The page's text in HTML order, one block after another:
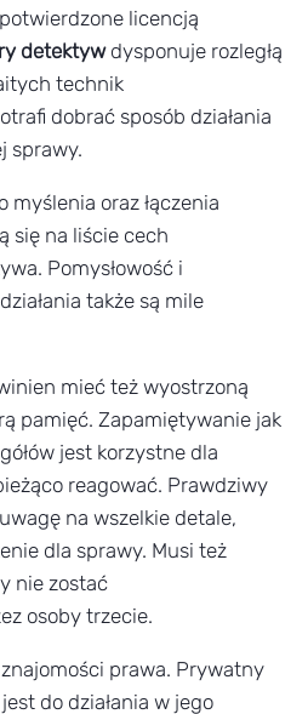
licencją
detektywdysponuje rozległą
technik
dobrać sposób działania
sprawy.
oraz łączenia
się na liście cech
Pomysłowość i
także są mile
mieć też wyostrzoną
pamięć. Zapamiętywanie jak
jest korzystne dla
reagować. Prawdziwy
na wszelkie detale,
dla sprawy. Musi też
nie zostać
osoby trzecie.
prawa. Prywatny
do działania w jego